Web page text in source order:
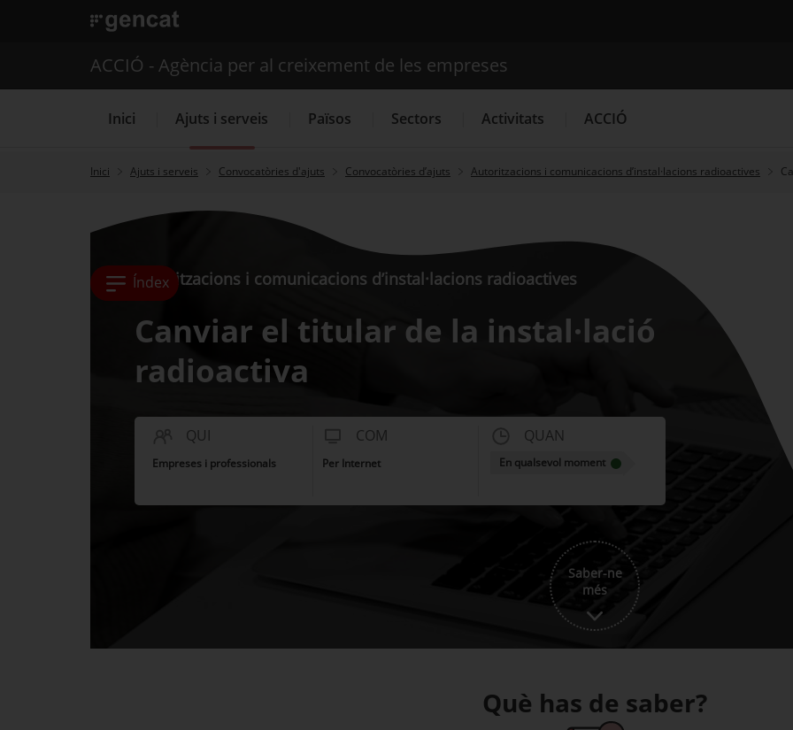
. Obre en una nova finestra.
Cercador
Serveis d'internacionalització
ACCIÓ - Agència per al creixement de les empreses
Inici Ajuts i serveis Països Sectors Activitats ACCIÓ
Inici Ajuts i serveis Convocatòries d'ajuts Convocatòries d’ajuts Autoritzacions i comunicacions d’instal·lacions radioactives
Índex
Autoritzacions i comunicacions d’instal·lacions radioactives
Canviar el titular de la instal·lació
radioactiva
QUI
Empreses i professionals
COM
Per Internet
QUAN
En qualsevol moment
Saber-ne
més
Què has de saber?